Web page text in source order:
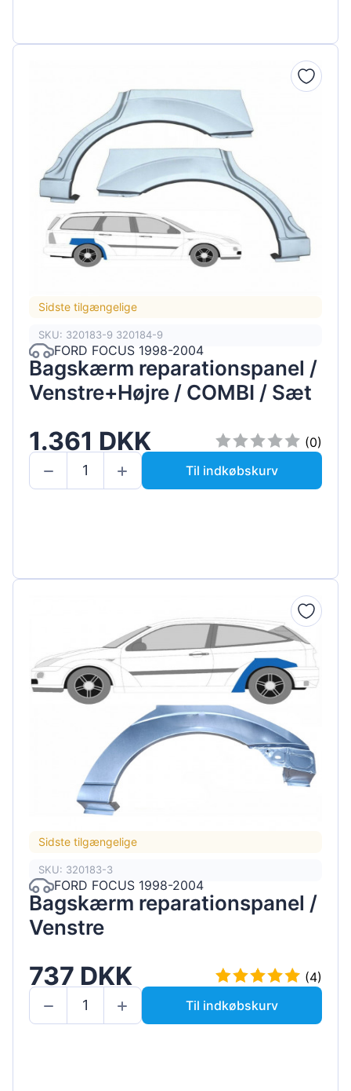
Sidste tilgængelige
SKU: 320183-9 320184-9
FORD FOCUS 1998-2004
Bagskærm reparationspanel /
Venstre+Højre / COMBI / Sæt
1.361 DKK
(0)
Til indkøbskurv
Sidste tilgængelige
SKU: 320183-3
FORD FOCUS 1998-2004
Bagskærm reparationspanel /
Venstre
737 DKK
(4)
Til indkøbskurv